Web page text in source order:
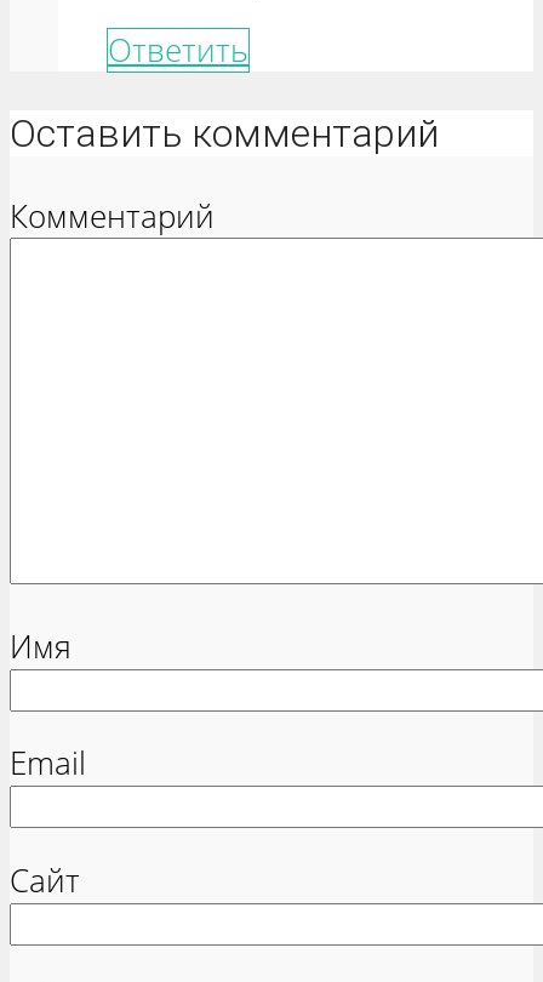
Ответить
Оставить комментарий
Комментарий
Имя
Email
Сайт